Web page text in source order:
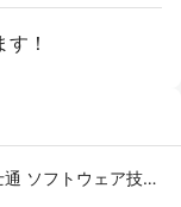
！
富士通 ソフトウェア技術者コミュニティ